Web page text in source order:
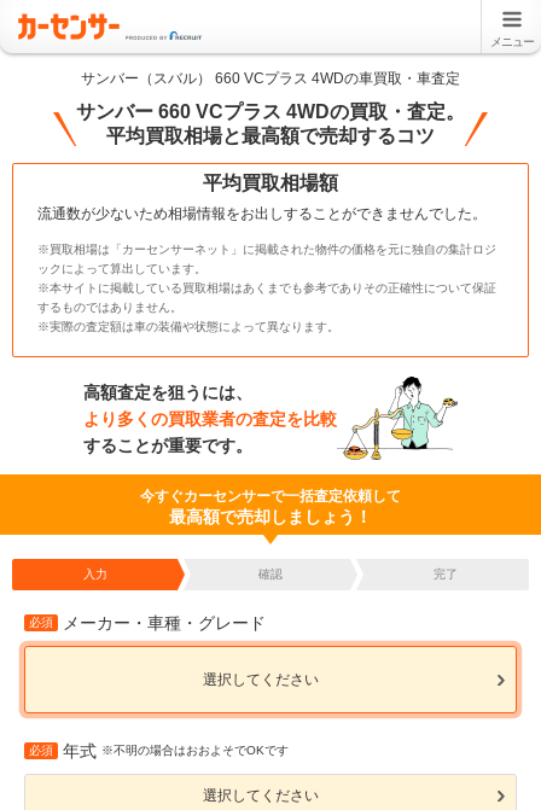
メニュー
サンバー（スバル） 660 VCプラス 4WDの車買取・車査定
サンバー 660 VCプラス 4WDの買取・査定。
平均買取相場と最高額で売却するコツ
平均買取相場額
流通数が少ないため相場情報をお出しすることができませんでした。
※買取相場は「カーセンサーネット」に掲載された物件の価格を元に独自の集計ロジ
ックによって算出しています。
※本サイトに掲載している買取相場はあくまでも参考でありその正確性について保証
するものではありません。
※実際の査定額は車の装備や状態によって異なります。
高額査定を狙うには、
より多くの買取業者の査定を比較
することが重要です。
今すぐカーセンサーで一括査定依頼して
最高額で売却しましょう！
入力 確認 完了
必須 メーカー・車種・グレード
選択してください
必須 年式 ※不明の場合はおおよそでOKです
選択してください